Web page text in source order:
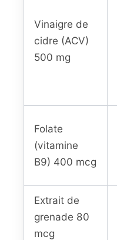
Vinaigre de
cidre (ACV)
500 mg
Folate
(vitamine
B9) 400 mcg
Extrait de
grenade 80
mcg